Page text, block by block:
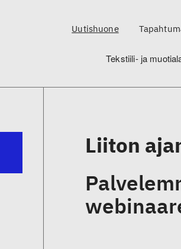
Uutishuone
Tekstiili- ja
Liiton